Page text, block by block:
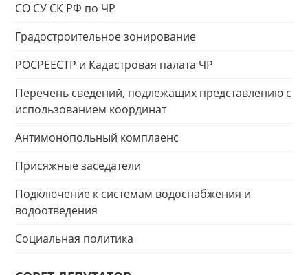
СО СУ СК РФ по ЧР
Градостроительное зонирование
РОСРЕЕСТР и Кадастровая палата ЧР
Перечень сведений, подлежащих представлению с
использованием координат
Антимонопольный комплаенс
Присяжные заседатели
Подключение к системам водоснабжения и
водоотведения
Социальная политика